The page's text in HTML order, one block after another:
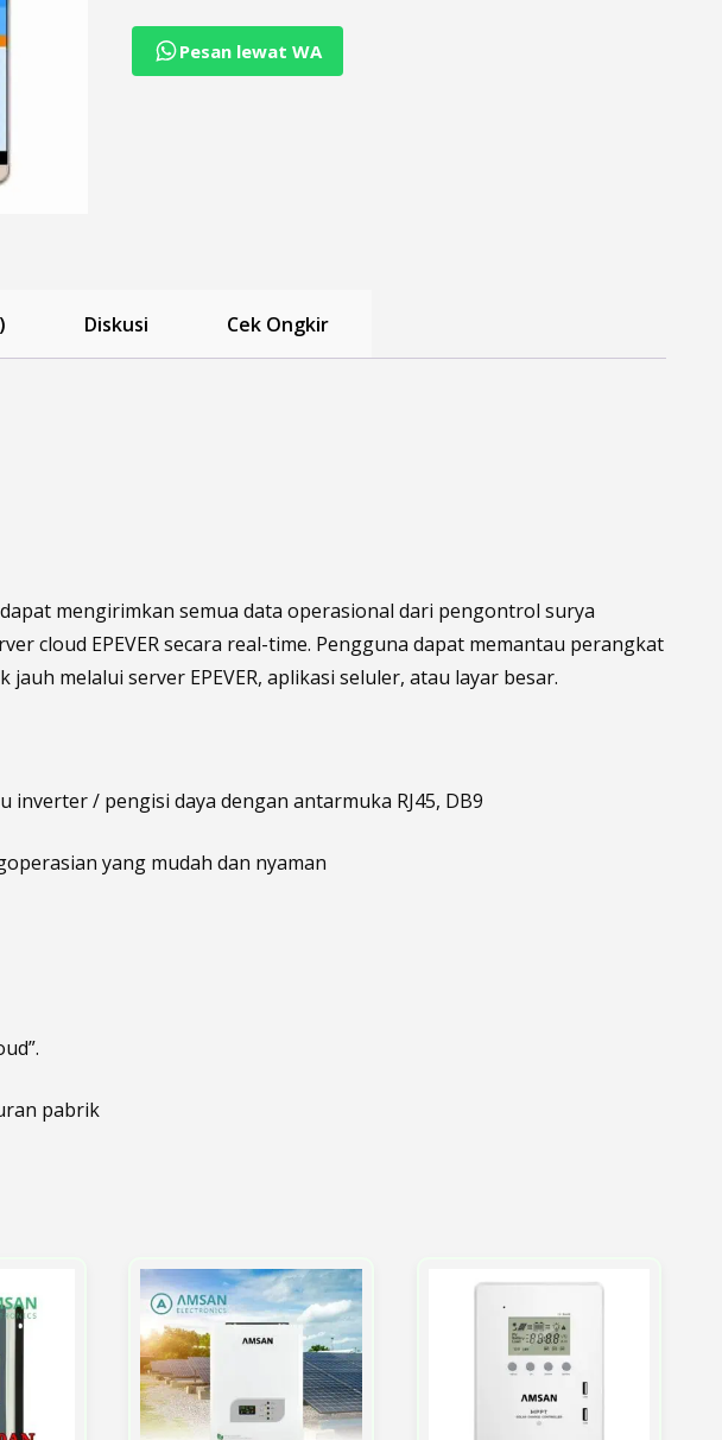
Pesan lewat WA
Diskusi Cek Ongkir
mengirimkan semua data operasional dari pengontrol surya
cloud EPEVER secara real-time. Pengguna dapat memantau perangkat
melalui server EPEVER, aplikasi seluler, atau layar besar.
inverter / pengisi daya dengan antarmuka RJ45, DB9
yang mudah dan nyaman
pabrik